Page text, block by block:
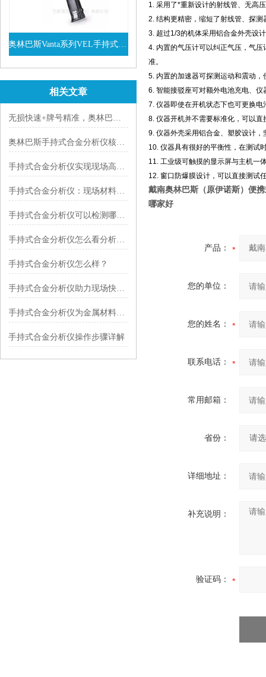
奥林巴斯Vanta系列VEL手持式XRF光谱仪
查看详情
相关文章
无损快速+牌号精准，奥林巴斯手持式合金分析仪，适配多场景
奥林巴斯手持式合金分析仪核心优势解析：赋能全场景精准检测
手持式合金分析仪实现现场高效工作
手持式合金分析仪：现场材料检测的移动分析利器
手持式合金分析仪可以检测哪些元素？
手持式合金分析仪怎么看分析结果？
手持式合金分析仪怎么样？
手持式合金分析仪助力现场快速检测
手持式合金分析仪为金属材料检测带来便捷与高效
手持式合金分析仪操作步骤详解
1. 采用了*重新设计的射线管、无高
2. 结构更精密，缩短了射线管、探
3. 超过1/3的机体采用铝合金外壳设
4. 内置的气压计可以纠正气压，气
准。
5. 内置的加速器可探测运动和震动
6. 智能接驳座可对额外电池充电、
7. 仪器即使在开机状态下也可更换
8. 仪器开机并不需要标准化，可以
9. 仪器外壳采用铝合金、塑胶设计
10. 仪器具有很好的平衡性，在测试
11. 工业级可触摸的显示屏与主机一
12. 窗口防爆膜设计，可以直接测试
戴南奥林巴斯（原伊诺斯）便
哪家好
产品：
您的单位：
您的姓名：
联系电话：
常用邮箱：
省份：
详细地址：
补充说明：
验证码：